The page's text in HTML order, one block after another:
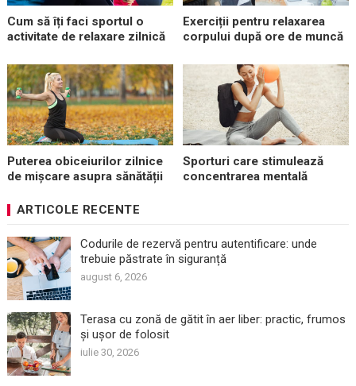
Cum să îți faci sportul o
activitate de relaxare zilnică
Exerciții pentru relaxarea
corpului după ore de muncă
Puterea obiceiurilor zilnice
de mișcare asupra sănătății
Sporturi care stimulează
concentrarea mentală
ARTICOLE RECENTE
Codurile de rezervă pentru autentificare: unde
trebuie păstrate în siguranță
august 6, 2026
Terasa cu zonă de gătit în aer liber: practic, frumos
și ușor de folosit
iulie 30, 2026